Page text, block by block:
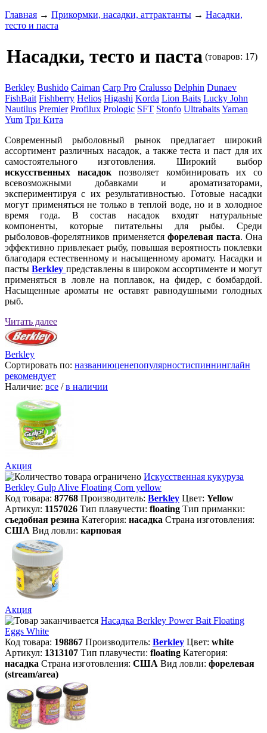
Главная → Прикормки, насадки, аттрактанты → Насадки,
тесто и паста
Насадки, тесто и паста (товаров: 17)
Berkley Bushido Caiman Carp Pro Cralusso Delphin Dunaev
FishBait Fishberry Helios Higashi Korda Lion Baits Lucky John
Nautilus Premier Profilux Prologic SFT Stonfo UltrabaitsYaman
Yum Три Кита
Современный рыболовный рынок предлагает широкий
ассортимент различных насадок, а также теста и паст для их
самостоятельного изготовления. Широкий выбор
искусственных насадок позволяет комбинировать их со
всевозможными добавками и ароматизаторами,
экспериментируя с их результативностью. Готовые насадки
могут применяться не только в теплой воде, но и в холодное
время года. В состав насадок входят натуральные
компоненты, которые питательны для рыбы. Среди
рыболовов-форелятников применяется форелевая паста. Она
эффективно привлекает рыбу, повышая вероятность поклевки
благодаря естественному и насыщенному аромату. Насадки и
пастыBerkley представлены в широком ассортименте и могут
применяться в ловле на поплавок, на фидер, с бомбардой.
Насыщенные ароматы не оставят равнодушными голодных
рыб.
Читать далее
Berkley
Сортировать по: названиюценепопулярностиспиннинглайн
рекомендует
Наличие: все /в наличии
Акция
Искусственная кукуруза
Berkley Gulp Alive Floating Corn yellow
Код товара: 87768 Производитель: Berkley Цвет: Yellow
Артикул: 1157026 Тип плавучести: floating Тип приманки:
съедобная резина Категория: насадка Страна изготовления:
США Вид ловли: карповая
Акция
Насадка Berkley Power Bait Floating
Eggs White
Код товара: 198867 Производитель: Berkley Цвет: white
Артикул: 1313107 Тип плавучести: floating Категория:
насадка Страна изготовления: США Вид ловли: форелевая
(stream/area)